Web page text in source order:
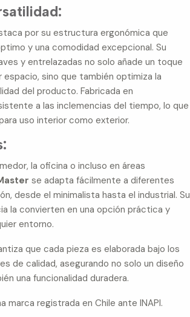
por su estructura ergonómica que
y una comodidad excepcional. Su
y entrelazadas no solo añade un toque
sino que también optimiza la
del producto. Fabricada en
a las inclemencias del tiempo, lo que
uso interior como exterior.
la oficina o incluso en áreas
se adapta fácilmente a diferentes
desde el minimalista hasta el industrial. Su
la convierten en una opción práctica y
entorno.
que cada pieza es elaborada bajo los
de calidad, asegurando no solo un diseño
una funcionalidad duradera.
marca registrada en Chile ante INAPI.